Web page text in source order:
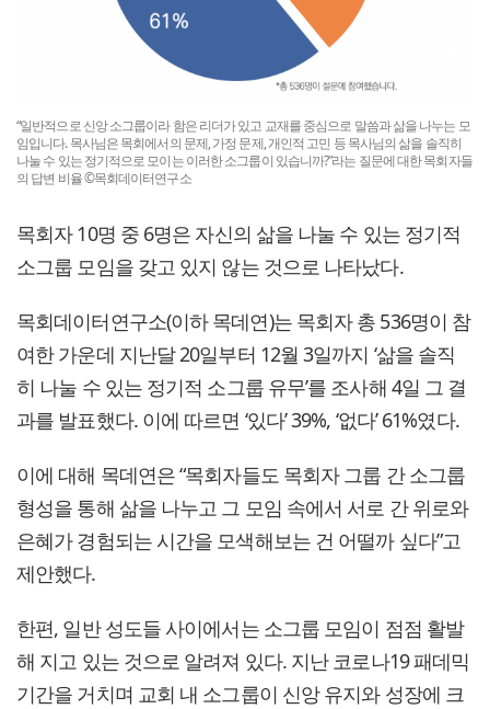
“일반적으로 신앙 소그룹이라 함은 리더가 있고 교재를 중심으로 말씀과 삶을 나누는 모
임입니다. 목사님은 목회에서의 문제, 가정 문제, 개인적 고민 등 목사님의 삶을 솔직히
나눌 수 있는 정기적으로 모이는 이러한 소그룹이 있습니까?”라는 질문에 대한 목회자들
의 답변 비율 ©목회데이터연구소
목회자 10명 중 6명은 자신의 삶을 나눌 수 있는 정기적
소그룹 모임을 갖고 있지 않는 것으로 나타났다.
목회데이터연구소(이하 목데연)는 목회자 총 536명이 참
여한 가운데 지난달 20일부터 12월 3일까지 ‘삶을 솔직
히 나눌 수 있는 정기적 소그룹 유무’를 조사해 4일 그 결
과를 발표했다. 이에 따르면 ‘있다’ 39%, ‘없다’ 61%였다.
이에 대해 목데연은 “목회자들도 목회자 그룹 간 소그룹
형성을 통해 삶을 나누고 그 모임 속에서 서로 간 위로와
은혜가 경험되는 시간을 모색해보는 건 어떨까 싶다”고
제안했다.
한편, 일반 성도들 사이에서는 소그룹 모임이 점점 활발
해 지고 있는 것으로 알려져 있다. 지난 코로나19 패데믹
기간을 거치며 교회 내 소그룹이 신앙 유지와 성장에 크